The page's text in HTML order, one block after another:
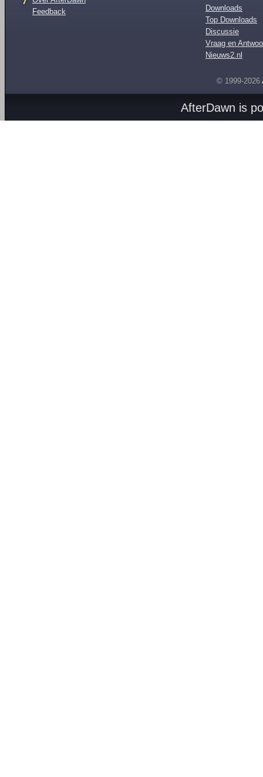
Feedback
Downloads
Top Downloads
Discussie
Vraag en
Nieuws2.nl
© 1999-2026
AfterDawn is